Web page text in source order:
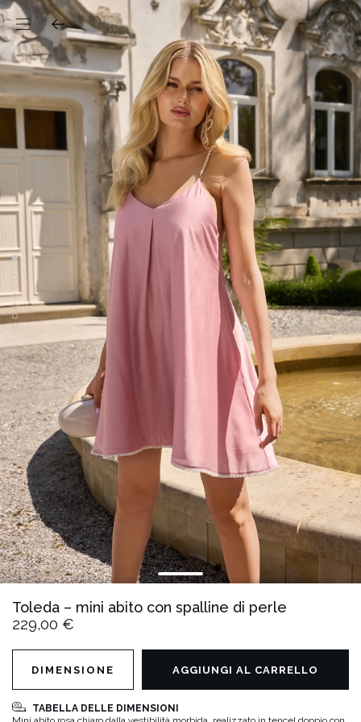
Toleda – mini abito con spalline di perle
229,00 €
TABELLA DELLE DIMENSIONI
DIMENSIONE AGGIUNGI AL CARRELLO